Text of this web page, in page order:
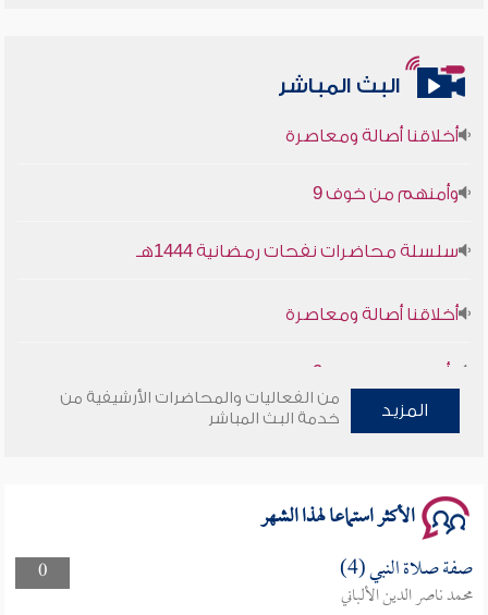
البث المباشر
سلسلة محاضرات نفحات رمضانية 1444هـ
المزيد
من الفعاليات والمحاضرات الأرشيفية من
خدمة البث المباشر
الأكثر استماعا لهذا الشهر
0 صفة صلاة النبي (4)
محمد ناصر الدين الألباني